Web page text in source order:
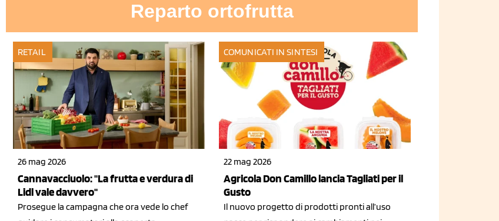
Reparto ortofrutta
RETAIL
26 mag 2026
Cannavacciuolo: "La frutta e verdura di
Lidl vale davvero"
Prosegue la campagna che ora vede lo chef
COMUNICATI IN SINTESI
22 mag 2026
Agricola Don Camillo lancia Tagliati per il
Gusto
Il nuovo progetto di prodotti pronti all’uso